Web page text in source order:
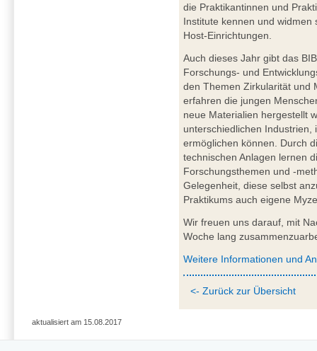
die Praktikantinnen und
Institute kennen und
Host-Einrichtungen.
Auch dieses Jahr gibt das
Forschungs- und
den Themen Zirkularität und
erfahren die jungen
neue Materialien hergestellt
unterschiedlichen Industrien,
ermöglichen können. Durch
technischen Anlagen lernen
Forschungsthemen und -
Gelegenheit, diese selbst
Praktikums auch eigene
Wir freuen uns darauf, mit
Woche lang
Weitere Informationen und
<- Zurück zur Übersicht
aktualisiert am 15.08.2017